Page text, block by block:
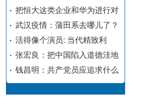
把恒大这类企业和华为进行对
武汉疫情：蒲田系去哪儿了？
活得像个演员: 当代精致利
张宏良：把中国陷入道德洼地
钱昌明：共产党员应追求什么